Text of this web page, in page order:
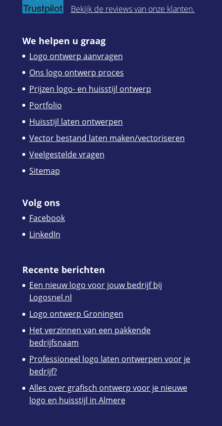
Bekijk de reviews van onze klanten.
We helpen u graag
Logo ontwerp aanvragen
Ons logo ontwerp proces
Prijzen logo- en huisstijl ontwerp
Portfolio
Huisstijl laten ontwerpen
Vector bestand laten maken/vectoriseren
Veelgestelde vragen
Sitemap
Volg ons
Facebook
LinkedIn
Recente berichten
Een nieuw logo voor jouw bedrijf bij
Logosnel.nl
Logo ontwerp Groningen
Het verzinnen van een pakkende
bedrijfsnaam
Professioneel logo laten ontwerpen voor je
bedrijf?
Alles over grafisch ontwerp voor je nieuwe
logo en huisstijl in Almere